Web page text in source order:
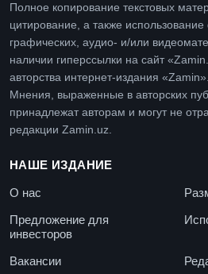
Полное копирование текстовых
цитирование, а также
графических, аудио- и/или
наличии гиперссылки на сайт
авторства интернет-издания «Zamin».
Мнения, выраженные в авторских
принадлежат авторам и могут не
редакции Zamin.uz.
НАШЕ ИЗДАНИЕ
О нас
Предложение для
инвесторов
Вакансии